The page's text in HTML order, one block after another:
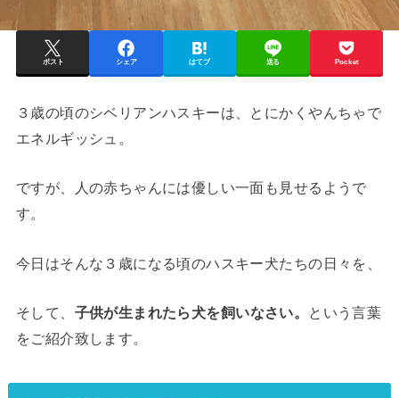
ポスト シェア はてブ 送る Pocket
３歳の頃のシベリアンハスキーは、とにかくやんちゃで
エネルギッシュ。
ですが、人の赤ちゃんには優しい一面も見せるようで
す。
今日はそんな３歳になる頃のハスキー犬たちの日々を、
そして、 子供が生まれたら犬を飼いなさい。
という言葉
をご紹介致します。